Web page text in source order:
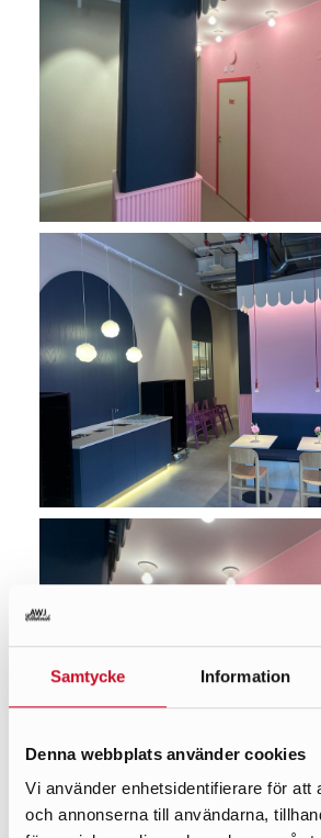
Samtycke Information
Denna webbplats använder cookies
Vi använder enhetsidentifierare för att
och annonserna till användarna,